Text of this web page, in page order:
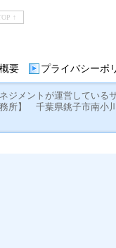
↑
要 プライバシーポ
ジメントが運営している
所】 千葉県銚子市南小